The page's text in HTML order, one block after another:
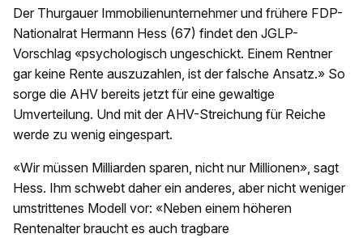
Der Thurgauer Immobilienunternehmer und frühere FDP-
Nationalrat Hermann Hess (67) findet den JGLP-
Vorschlag «psychologisch ungeschickt. Einem Rentner
gar keine Rente auszuzahlen, ist der falsche Ansatz.» So
sorge die AHV bereits jetzt für eine gewaltige
Umverteilung. Und mit der AHV-Streichung für Reiche
werde zu wenig eingespart.
«Wir müssen Milliarden sparen, nicht nur Millionen», sagt
Hess. Ihm schwebt daher ein anderes, aber nicht weniger
umstrittenes Modell vor: «Neben einem höheren
Rentenalter braucht es auch tragbare